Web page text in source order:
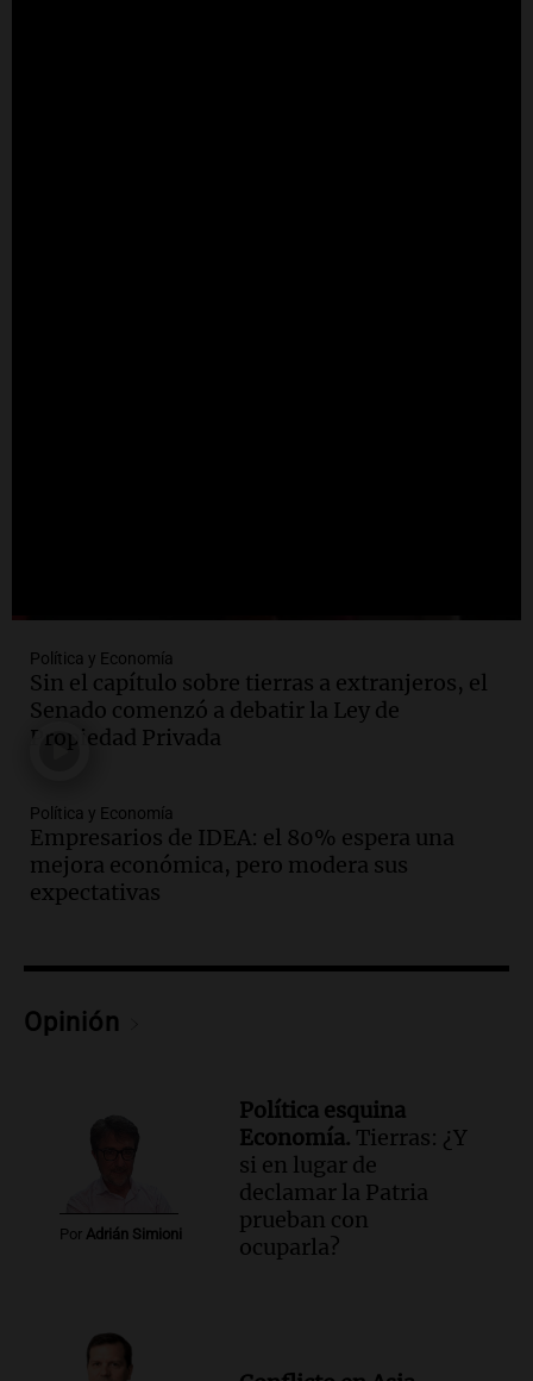
Política y Economía
Sin el capítulo sobre tierras a extranjeros, el
Senado comenzó a debatir la Ley de
Propiedad Privada
Política y Economía
Empresarios de IDEA: el 80% espera una
mejora económica, pero modera sus
expectativas
Opinión
Por Adrián Simioni
Política esquina
Economía. Tierras: ¿Y
si en lugar de
declamar la Patria
prueban con
ocuparla?